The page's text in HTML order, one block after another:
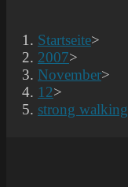
Startseite>
2007>
November>
12>
strong walking